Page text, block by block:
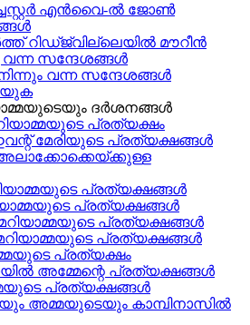
എൻവൈ-ൽ ജോൺ
മൗറീൻ
സന്ദേശങ്ങള്‍
നിന്നും വന്ന സന്ദേശങ്ങൾ
ദർശനങ്ങൾ
പ്രത്യക്ഷം
മേരിയുടെ പ്രത്യക്ഷങ്ങൾ
അലാക്കോക്കെയ്ക്കുള്ള
പ്രത്യക്ഷങ്ങൾ
പ്രത്യക്ഷങ്ങൾ
പ്രത്യക്ഷങ്ങൾ
പ്രത്യക്ഷങ്ങൾ
പ്രത്യക്ഷം
അമ്മേന്റെ പ്രത്യക്ഷങ്ങൾ
പ്രത്യക്ഷങ്ങൾ
അമ്മയുടെയും കാമ്പിനാസിൽ